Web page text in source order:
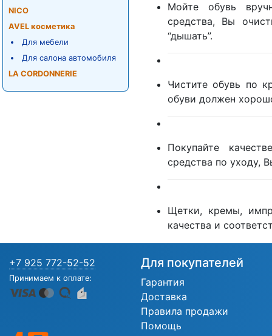
NICO
AVEL косметика
Для мебели
Для салона автомобиля
LA CORDONNERIE
Мойте обувь
средства, Вы
“дышать”.
Чистите обувь по
обуви должен
Покупайте
средства по уходу,
Щетки, кремы,
качества и
+7 925 772-52-52
Принимаем к оплате:
Для покупателей
Гарантия
Доставка
Правила продажи
Помощь